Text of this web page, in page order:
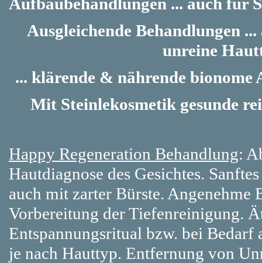
Ausgleichende Behandlungen
unreine
... klärende & nährende bionome
Mit Steinlekosmetik gesunde
Happy Regeneration Behandlung:
Hautdiagnose des Gesichtes.
auch mit zarter Bürste. Angenehme
Vorbereitung der Tiefenreinigung.
Entspannungsritual bzw. bei
je nach Hauttyp. Entfernung von